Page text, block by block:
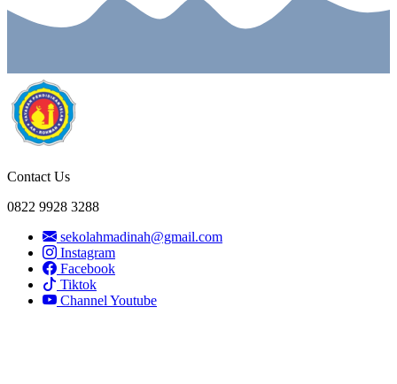
Contact Us
0822 9928 3288
sekolahmadinah@gmail.com
Instagram
Facebook
Tiktok
Channel Youtube